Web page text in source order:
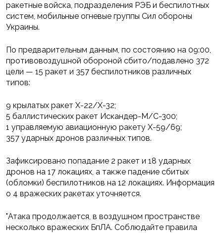
ракетные войска, подразделения РЭБ и беспилотных
систем, мобильные огневые группы Сил обороны
Украины.
По предварительным данным, по состоянию на 09:00,
противовоздушной обороной сбито/подавлено 372
цели — 15 ракет и 357 беспилотников различных
типов:
9 крылатых ракет Х-22/Х-32;
5 баллистических ракет Искандер-М/С-300;
1 управляемую авиационную ракету Х-59/69;
357 ударных дронов различных типов.
Зафиксировано попадание 2 ракет и 18 ударных
дронов на 17 локациях, а также падение сбитых
(обломки) беспилотников на 12 локациях. Информация
о 4 вражеских ракетах уточняется.
"Атака продолжается, в воздушном пространстве
несколько вражеских БпЛА. Соблюдайте правила